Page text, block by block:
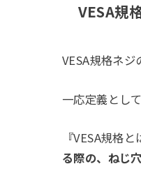
VESA規
VESA規格ネジ
一応定義とし
『VESA規格
る際の、ねじ